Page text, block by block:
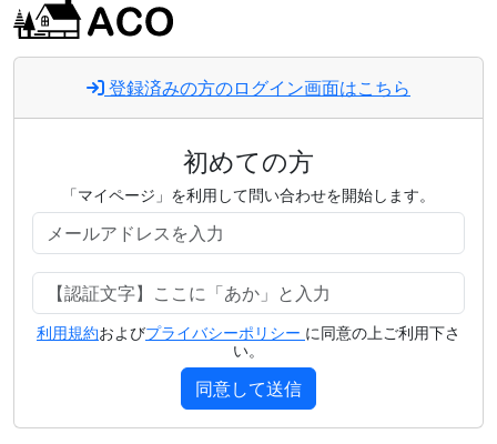
登録済みの方のログイン画面はこちら
初めての方
「マイページ」を利用して問い合わせを開始します。
利用規約およびプライバシーポリシー に同意の上ご利用下さ
い。
同意して送信